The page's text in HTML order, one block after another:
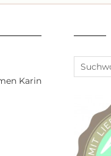
Karin